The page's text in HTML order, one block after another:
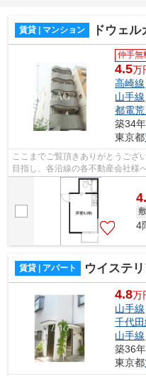
賃貸 | マンション ドウェ
仲手無
4.5万
高崎線
山手線
都電
築34
東京都
ここまでご覧頂きありがとうござ
目指し、各沿線の各不動産会社様
様へ提供しております！最新の情報
4
賃貸 | アパート ウイステ
4.8万
山手線
千代田
山手線
築36
東京都